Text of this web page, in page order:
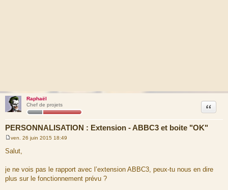
Raphaël
Chef de projets
PERSONNALISATION : Extension - ABBC3 et boite "OK"
Citation
e
s
g
e
ven. 26 juin 2015 18:49
Salut,
je ne vois pas le rapport avec l’extension ABBC3, peux-tu nous en dire
plus sur le fonctionnement prévu ?